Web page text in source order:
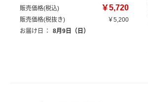
販売価格(税込) ￥5,720
販売価格(税抜き)
￥5,200
お届け日
： 8月9日（日）